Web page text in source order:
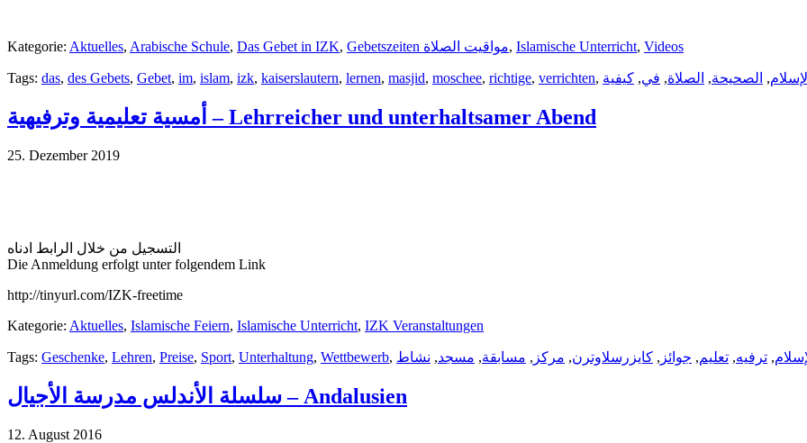
Kategorie: Aktuelles, Arabische Schule, Das Gebet in IZK, Gebetszeiten مواقيت الصلاة, Islamische Unterricht, Videos
Tags: das, des Gebets, Gebet, im, islam, izk, kaiserslautern, lernen, masjid, moschee, richtige, verrichten, الإسلام, الصحيحة, الصلاة, في, كيفية
أمسية تعليمية وترفيهية – Lehrreicher und unterhaltsamer Abend
25. Dezember 2019
التسجيل من خلال الرابط ادناه
Die Anmeldung erfolgt unter folgendem Link
http://tinyurl.com/IZK-freetime
Kategorie: Aktuelles, Islamische Feiern, Islamische Unterricht, IZK Veranstaltungen
Tags: Geschenke, Lehren, Preise, Sport, Unterhaltung, Wettbewerb, , ترفيه, تعليم, جوائز , كايزرسلاوترن, مركز , مسابقة, مسجد, نشاط
سلسلة الأندلس مدرسة الأجيال – Andalusien
12. August 2016